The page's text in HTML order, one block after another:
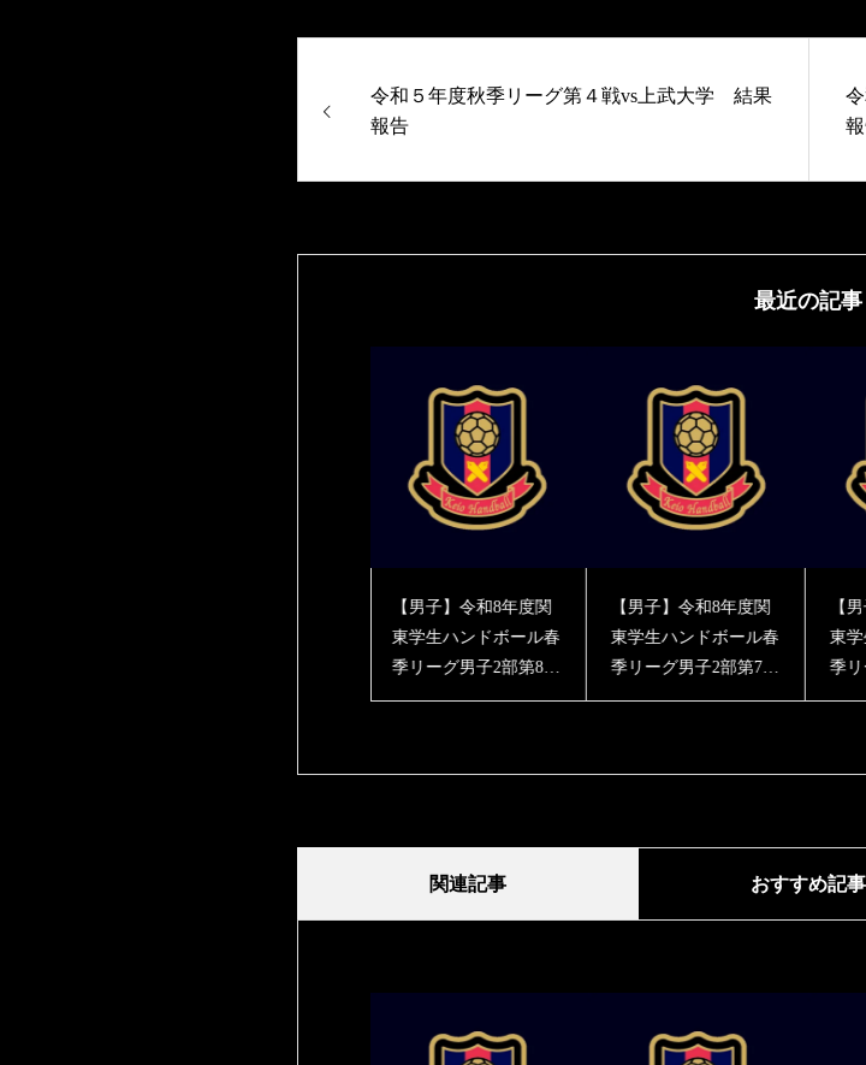
令和５年度秋季リーグ第４戦vs上武大学 結果
報告
最近の記事
【男子】令和8年度関
東学生ハンドボール春
季リーグ男子2部第7戦
vs青山学院大学 結果
【男子】令和8年度関
東学生ハンドボール春
季リーグ男子2部第6戦
vs駿河台大学 結果報
【
東
季
vs
関連記事 おすすめ記事